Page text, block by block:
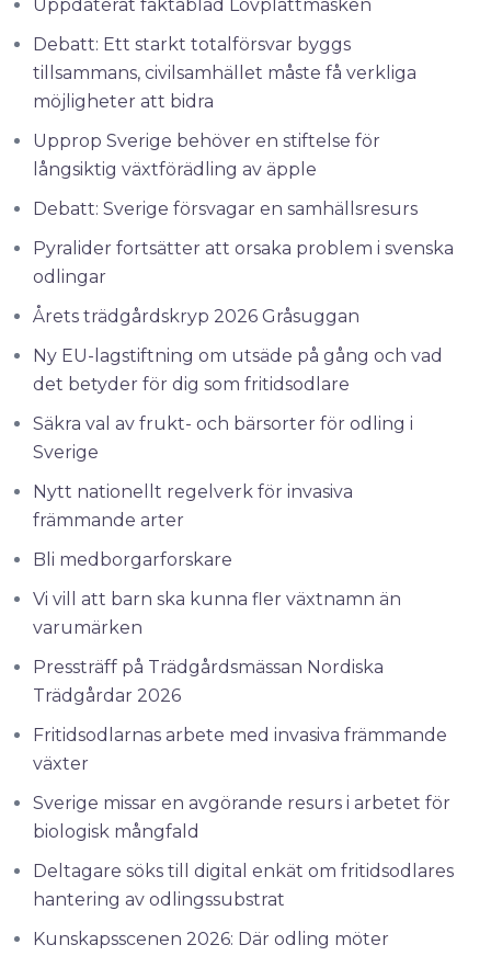
Uppdaterat faktablad Lövplattmasken
Debatt: Ett starkt totalförsvar byggs
tillsammans, civilsamhället måste få verkliga
möjligheter att bidra
Upprop Sverige behöver en stiftelse för
långsiktig växtförädling av äpple
Debatt: Sverige försvagar en samhällsresurs
Pyralider fortsätter att orsaka problem i svenska
odlingar
Årets trädgårdskryp 2026 Gråsuggan
Ny EU-lagstiftning om utsäde på gång och vad
det betyder för dig som fritidsodlare
Säkra val av frukt- och bärsorter för odling i
Sverige
Nytt nationellt regelverk för invasiva
främmande arter
Bli medborgarforskare
Vi vill att barn ska kunna fler växtnamn än
varumärken
Pressträff på Trädgårdsmässan Nordiska
Trädgårdar 2026
Fritidsodlarnas arbete med invasiva främmande
växter
Sverige missar en avgörande resurs i arbetet för
biologisk mångfald
Deltagare söks till digital enkät om fritidsodlares
hantering av odlingssubstrat
Kunskapsscenen 2026: Där odling möter